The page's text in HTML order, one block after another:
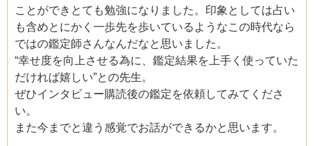
ことができとても勉強になりました。印象としては占い
も含めとにかく一歩先を歩いているようなこの時代なら
ではの鑑定師さんなんだなと思いました。
“幸せ度を向上させる為に、鑑定結果を上手く使っていた
だければ嬉しい”との先生。
ぜひインタビュー購読後の鑑定を依頼してみてくださ
い。
また今までと違う感覚でお話ができるかと思います。